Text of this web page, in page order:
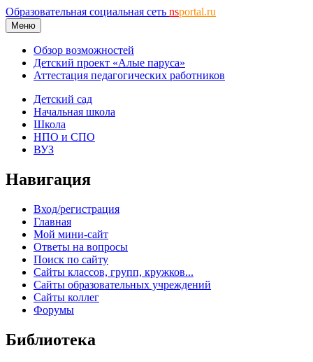
Образовательная социальная сеть nsportal.ru
Меню
Обзор возможностей
Детский проект «Алые паруса»
Аттестация педагогических работников
Детский сад
Начальная школа
Школа
НПО и СПО
ВУЗ
Навигация
Вход/регистрация
Главная
Мой мини-сайт
Ответы на вопросы
Поиск по сайту
Сайты классов, групп, кружков...
Сайты образовательных учреждений
Сайты коллег
Форумы
Библиотека